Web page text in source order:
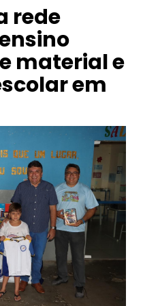
rede
material e
em